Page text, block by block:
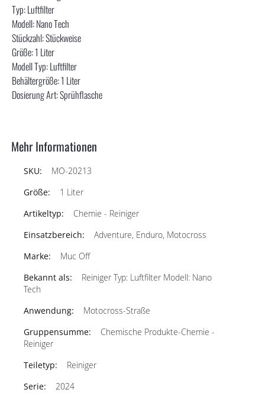
Typ: Luftfilter
Modell: Nano Tech
Stückzahl: Stückweise
Größe: 1 Liter
Modell Typ: Luftfilter
Behältergröße: 1 Liter
Dosierung Art: Sprühflasche
Mehr Informationen
MO-20213
1 Liter
Chemie - Reiniger
Adventure, Enduro, Motocross
Muc Off
Reiniger Typ: Luftfilter Modell: Nano
Tech
Motocross-Straße
Chemische Produkte-Chemie -
Reiniger
Reiniger
2024